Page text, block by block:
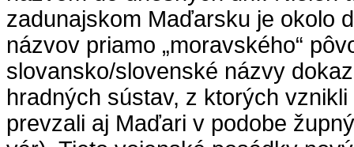
zadunajskom Maďarsku je okolo
názvov priamo „moravského“
slovansko/slovenské názvy
hradných sústav, z ktorých
prevzali aj Maďari v podobe